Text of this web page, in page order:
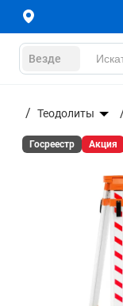
Везде
Теодолиты
Госреестр Акция